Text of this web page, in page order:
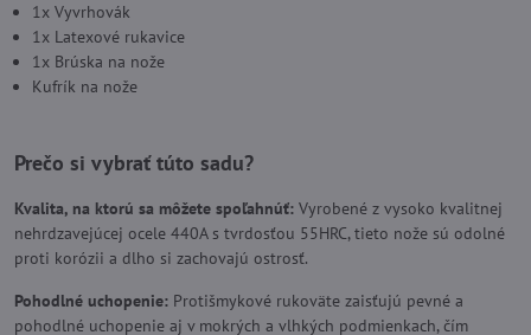
1x Vyvrhovák
1x Latexové rukavice
1x Brúska na nože
Kufrík na nože
Prečo si vybrať túto sadu?
Kvalita, na ktorú sa môžete spoľahnúť: Vyrobené z vysoko kvalitnej
nehrdzavejúcej ocele 440A s tvrdosťou 55HRC, tieto nože sú odolné
proti korózii a dlho si zachovajú ostrosť.
Pohodlné uchopenie: Protišmykové rukoväte zaisťujú pevné a
pohodlné uchopenie aj v mokrých a vlhkých podmienkach, čím